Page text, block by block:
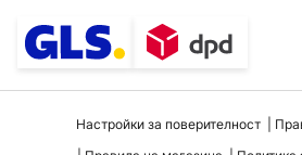
Настройки за поверителност